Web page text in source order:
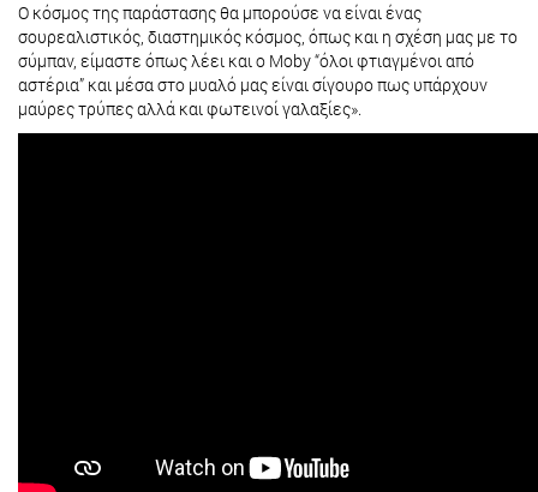
Ο κόσμος της παράστασης θα μπορούσε να είναι ένας
σουρεαλιστικός, διαστημικός κόσμος, όπως και η σχέση μας με το
σύμπαν, είμαστε όπως λέει και ο Moby “όλοι φτιαγμένοι από
αστέρια” και μέσα στο μυαλό μας είναι σίγουρο πως υπάρχουν
μαύρες τρύπες αλλά και φωτεινοί γαλαξίες».